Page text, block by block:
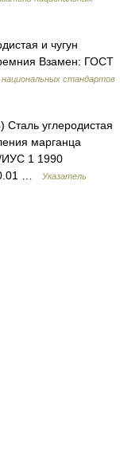
и чугун
Взамен: ГОСТ
национальных стандартов
углеродистая
марганца
1 1990
…
Указатель